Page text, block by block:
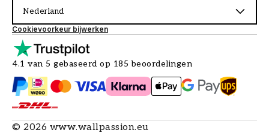
Nederland
Cookievoorkeur bijwerken
4.1 van 5 gebaseerd op 185 beoordelingen
© 2026 www.wallpassion.eu